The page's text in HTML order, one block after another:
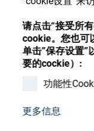
请点击“接受所
cookie。您也可
单击”保存设置”
要的cockie）:
功能性
更多信息
我们是谁
加入我们
Store